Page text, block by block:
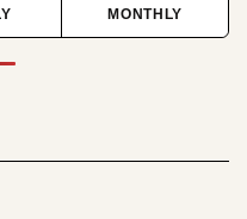
MONTHLY